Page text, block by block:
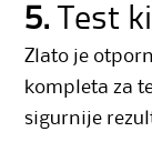
5. Test
Zlato je
kompleta za
sigurnije